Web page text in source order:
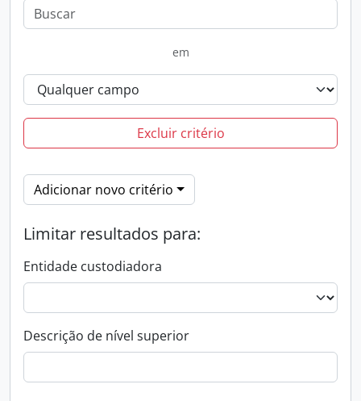
em
Excluir critério
Adicionar novo critério
Limitar resultados para:
Entidade custodiadora
Descrição de nível superior